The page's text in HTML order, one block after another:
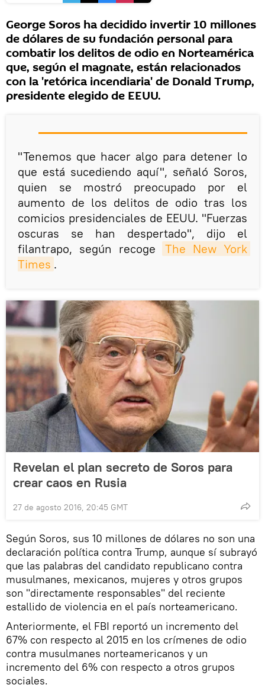
George Soros ha decidido invertir 10 millones
de dólares de su fundación personal para
combatir los delitos de odio en Norteamérica
que, según el magnate, están relacionados
con la 'retórica incendiaria' de Donald Trump,
presidente elegido de EEUU.
"Tenemos que hacer algo para detener lo
que está sucediendo aquí", señaló Soros,
quien se mostró preocupado por el
aumento de los delitos de odio tras los
comicios presidenciales de EEUU. "Fuerzas
oscuras se han despertado", dijo el
filantrapo, según recoge
The New York
Times .
Revelan el plan secreto de Soros para
crear caos en Rusia
27 de agosto 2016, 20:45 GMT
Según Soros, sus 10 millones de dólares no son una
declaración política contra Trump, aunque sí subrayó
que las palabras del candidato republicano contra
musulmanes, mexicanos, mujeres y otros grupos
son "directamente responsables" del reciente
estallido de violencia en el país norteamericano.
Anteriormente, el FBI reportó un incremento del
67% con respecto al 2015 en los crímenes de odio
contra musulmanes norteamericanos y un
incremento del 6% con respecto a otros grupos
sociales.